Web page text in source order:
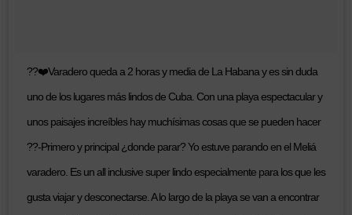
??❤️Varadero queda a 2 horas y media de La Habana y es sin duda
uno de los lugares más lindos de Cuba. Con una playa espectacular y
unos paisajes increíbles hay muchísimas cosas que se pueden hacer
??-Primero y principal ¿donde parar? Yo estuve parando en el Meliá
varadero. Es un all inclusive super lindo especialmente para los que les
gusta viajar y desconectarse. A lo largo de la playa se van a encontrar